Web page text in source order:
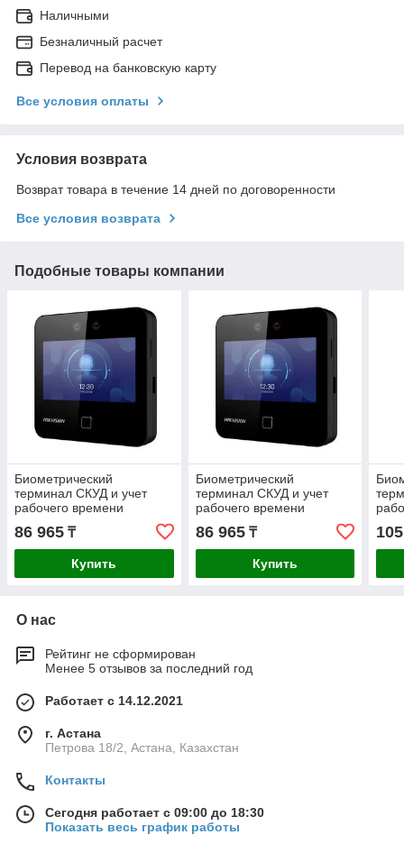
Наличными
Безналичный расчет
Перевод на банковскую карту
Все условия оплаты
Условия возврата
Возврат товара в течение 14 дней по договоренности
Все условия возврата
Подобные товары компании
Биометрический
терминал СКУД и учет
рабочего времени
Hikvision DS-K1T343MWX
(лицо, карта, пароль)
86 965 ₸
Купить
Биометрический
терминал СКУД и учет
рабочего времени
Hikvision DS-K1T343EWX
(лицо, карта, пароль)
86 965₸
Купить
О нас
Рейтинг не сформирован
Менее 5 отзывов за последний год
Работает с 14.12.2021
г. Астана
Петрова 18/2, Астана, Казахстан
Контакты
Сегодня работает с 09:00 до 18:30
Показать весь график работы